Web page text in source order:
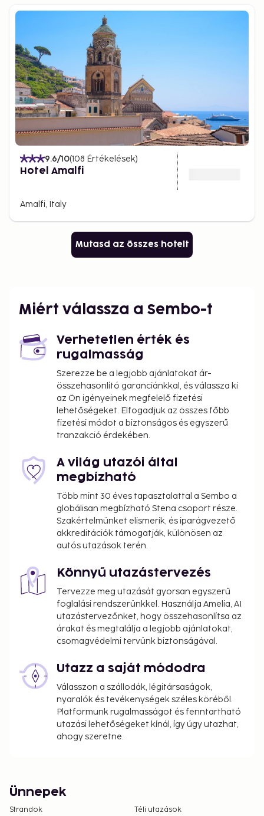
9.6/10(108 Értékelések)
Hotel Amalfi
Amalfi, Italy
Mutasd az összes hotelt
Miért válassza a Sembo-t
Verhetetlen érték és
rugalmasság
Szerezze be a legjobb ajánlatokat ár-
összehasonlító garanciánkkal, és válassza ki
az Ön igényeinek megfelelő fizetési
lehetőségeket. Elfogadjuk az összes főbb
fizetési módot a biztonságos és egyszerű
tranzakció érdekében.
A világ utazói által
megbízható
Több mint 30 éves tapasztalattal a Sembo a
globálisan megbízható Stena csoport része.
Szakértelmünket elismerik, és iparágvezető
akkreditációk támogatják, különösen az
autós utazások terén.
Könnyű utazástervezés
Tervezze meg utazását gyorsan egyszerű
foglalási rendszerünkkel. Használja Amelia, AI
utazástervezőnket, hogy összehasonlítsa az
árakat és megtalálja a legjobb ajánlatokat,
csomagvédelmi tervünk biztonságával.
Utazz a saját módodra
Válasszon a szállodák, légitársaságok,
nyaralók és tevékenységek széles köréből.
Platformunk rugalmasságot és fenntartható
utazási lehetőségeket kínál, így úgy utazhat,
ahogy szeretne.
Ünnepek
Strandok
Téli utazások